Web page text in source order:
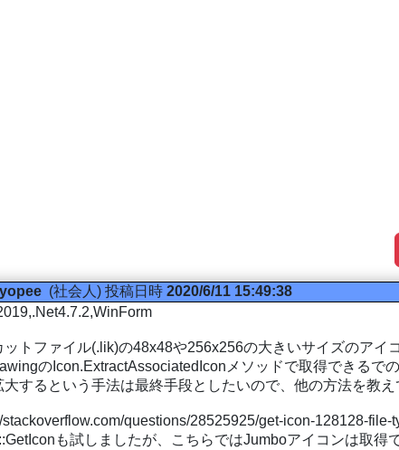
(社会人) 投稿日時 2020/6/11 15:49:38
ットファイル(.lik)の48x48や256x256の大きいサイズのアイ
のIcon.ExtractAssociatedIconメソッドで取得できるで
大するという手法は最終手段としたいので、他の方法を教え
stackoverflow.com/questions/28525925/get-icon-128128-file-
も試しましたが、こちらではJumboアイコンは取得